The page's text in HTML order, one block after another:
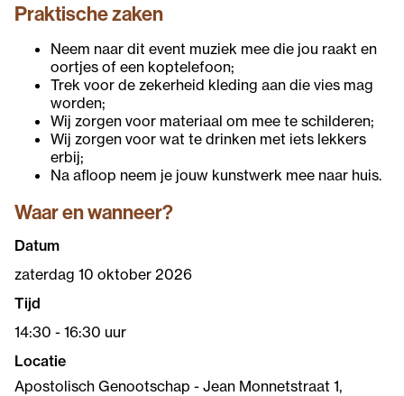
Praktische zaken
Neem naar dit event muziek mee die jou raakt en
oortjes of een koptelefoon;
Trek voor de zekerheid kleding aan die vies mag
worden;
Wij zorgen voor materiaal om mee te schilderen;
Wij zorgen voor wat te drinken met iets lekkers
erbij;
Na afloop neem je jouw kunstwerk mee naar huis.
Waar en wanneer?
Datum
zaterdag 10 oktober 2026
Tijd
14:30 - 16:30 uur
Locatie
Apostolisch Genootschap - Jean Monnetstraat 1,